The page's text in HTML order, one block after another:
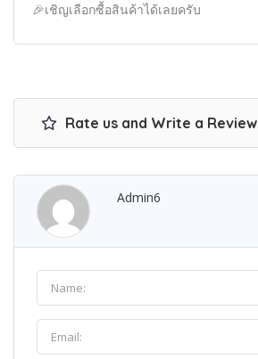
🎉เชิญเลือกซื้อสินค้าได้เลยครับ
Rate us and Write a Review
Admin6